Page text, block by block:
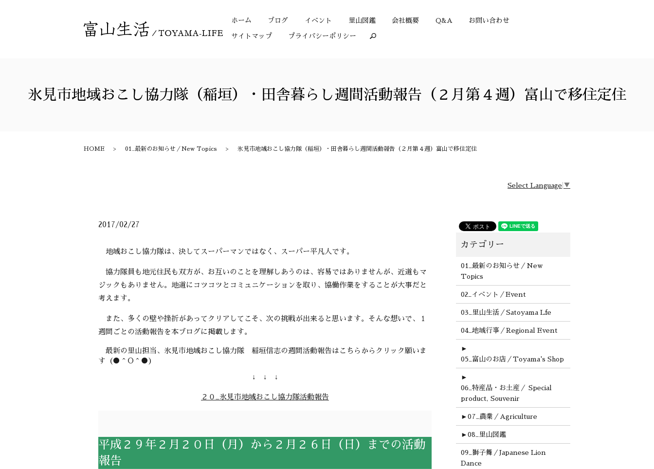
ホーム ブログ イベント 里山図鑑 会社概要 Q&A お問い合わせ
サイトマップ プライバシーポリシー search
氷見市地域おこし協力隊（稲垣）・田舎暮らし週間活動報告（２月第４週）富山で移住定住
HOME 01_最新のお知らせ／New Topics 氷見市地域おこし協力隊（稲垣）・田舎暮らし週間活動報告（２月第４週）富山で移住定住
Select Language ▼
2017/02/27
地域おこし協力隊は、決してスーパーマンではなく、スーパー平凡人です。
協力隊員も地元住民も双方が、お互いのことを理解しあうのは、容易ではありませんが、近道もマ
ジックもありません。地道にコツコツとコミュニケーションを取り、協働作業をすることが大事だと
考えます。
また、多くの壁や挫折があってクリアしてこそ、次の挑戦が出来ると思います。そんな想いで、１
週間ごとの活動報告を本ブログに掲載します。
最新の里山担当、氷見市地域おこし協力隊 稲垣信志の週間活動報告はこちらからクリック願いま
す（●＾O＾●）
↓ ↓ ↓
２０_氷見市地域おこし協力隊活動報告
平成２９年２月２０日（月）から２月２６日（日）までの活動
報告
01_最新のお知らせ／New
Topics
02_イベント／Event
03_里山生活／Satoyama Lfe
04_地域行事／Regional Event
►
05_富山のお店／Toyama's Shop
►
06_特産品・お土産／ Special
product, Souvenir
► 07_農業／Agriculture
► 08_里山図鑑
09_獅子舞／Japanese Lion
Dance